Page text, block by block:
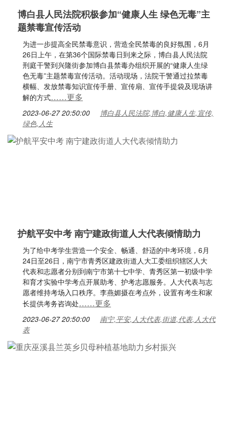
博白县人民法院积极参加“健康人生 绿色无毒”主
题禁毒宣传活动
为进一步提高全民禁毒意识，营造全民禁毒的良好氛围，6月
26日上午，在第36个国际禁毒日到来之际，博白县人民法院
刑庭干警到兴隆街参加博白县禁毒办组织开展的“健康人生绿
色无毒”主题禁毒宣传活动。活动现场，法院干警通过拉禁毒
横幅、发放禁毒知识宣传手册、宣传扇、宣传手提袋及现场讲
解的方式……更多
2023-06-27 20:50:00
博白县人民法院,博白,健康人生,宣传,
绿色,人生
护航平安中考 南宁建政街道人大代表倾情助力
为了给中考学生营造一个安全、畅通、舒适的中考环境，6月
24日至26日，南宁市青秀区建政街道人大工委组织辖区人大
代表和志愿者分别到南宁市第十七中学、青秀区第一初级中学
和育才实验中学考点开展助考、护考志愿服务。人大代表与志
愿者维持考场入口秩序。李燕媚摄在考点外，设置有考生和家
长提供考务咨询处……更多
2023-06-27 20:50:00
南宁,平安,人大代表,街道,代表,人大代
表